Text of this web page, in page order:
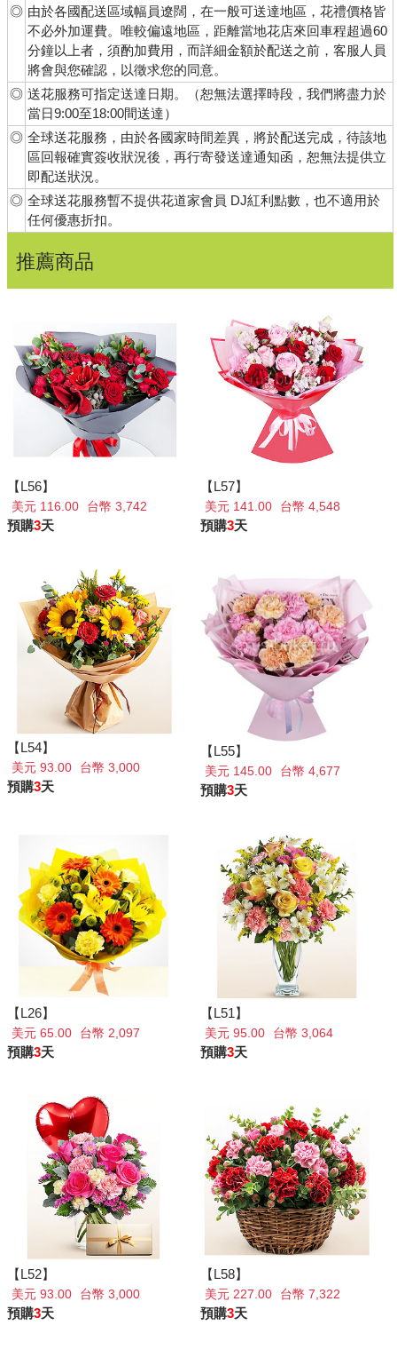
◎ 由於各國配送區域幅員遼闊，在一般可送達地區，花禮價格皆
不必外加運費。唯較偏遠地區，距離當地花店來回車程超過60
分鐘以上者，須酌加費用，而詳細金額於配送之前，客服人員
將會與您確認，以徵求您的同意。
◎ 送花服務可指定送達日期。（恕無法選擇時段，我們將盡力於
當日9:00至18:00間送達）
◎ 全球送花服務，由於各國家時間差異，將於配送完成，待該地
區回報確實簽收狀況後，再行寄發送達通知函，恕無法提供立
即配送狀況。
◎ 全球送花服務暫不提供花道家會員 DJ紅利點數，也不適用於
任何優惠折扣。
推薦商品
【L56】
美元 116.00 台幣 3,742
預購3天
【L57】
美元 141.00 台幣 4,548
預購3天
【L54】
美元 93.00 台幣 3,000
預購3天
【L55】
美元 145.00 台幣 4,677
預購3天
【L26】
美元 65.00 台幣 2,097
預購3天
【L51】
美元 95.00 台幣 3,064
預購3天
【L52】
美元 93.00 台幣 3,000
預購3天
【L58】
美元 227.00 台幣 7,322
預購3天